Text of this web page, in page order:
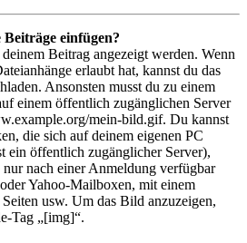
einfügen?
Beitrag angezeigt werden. Wenn
erlaubt hat, kannst du das
Ansonsten musst du zu einem
einem öffentlich zugänglichen Server
mein-bild.gif. Du kannst
die sich auf deinem eigenen PC
ein öffentlich zugänglicher Server),
nach einer Anmeldung verfügbar
Yahoo-Mailboxen, mit einem
usw. Um das Bild anzuzeigen,
Tag „[img]“.